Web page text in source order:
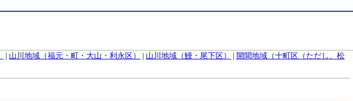
| 山川地域（福元・町・大山・利永区） | 山川地域（鰻・尾下区） | 開聞地域（十町区（ただし、松